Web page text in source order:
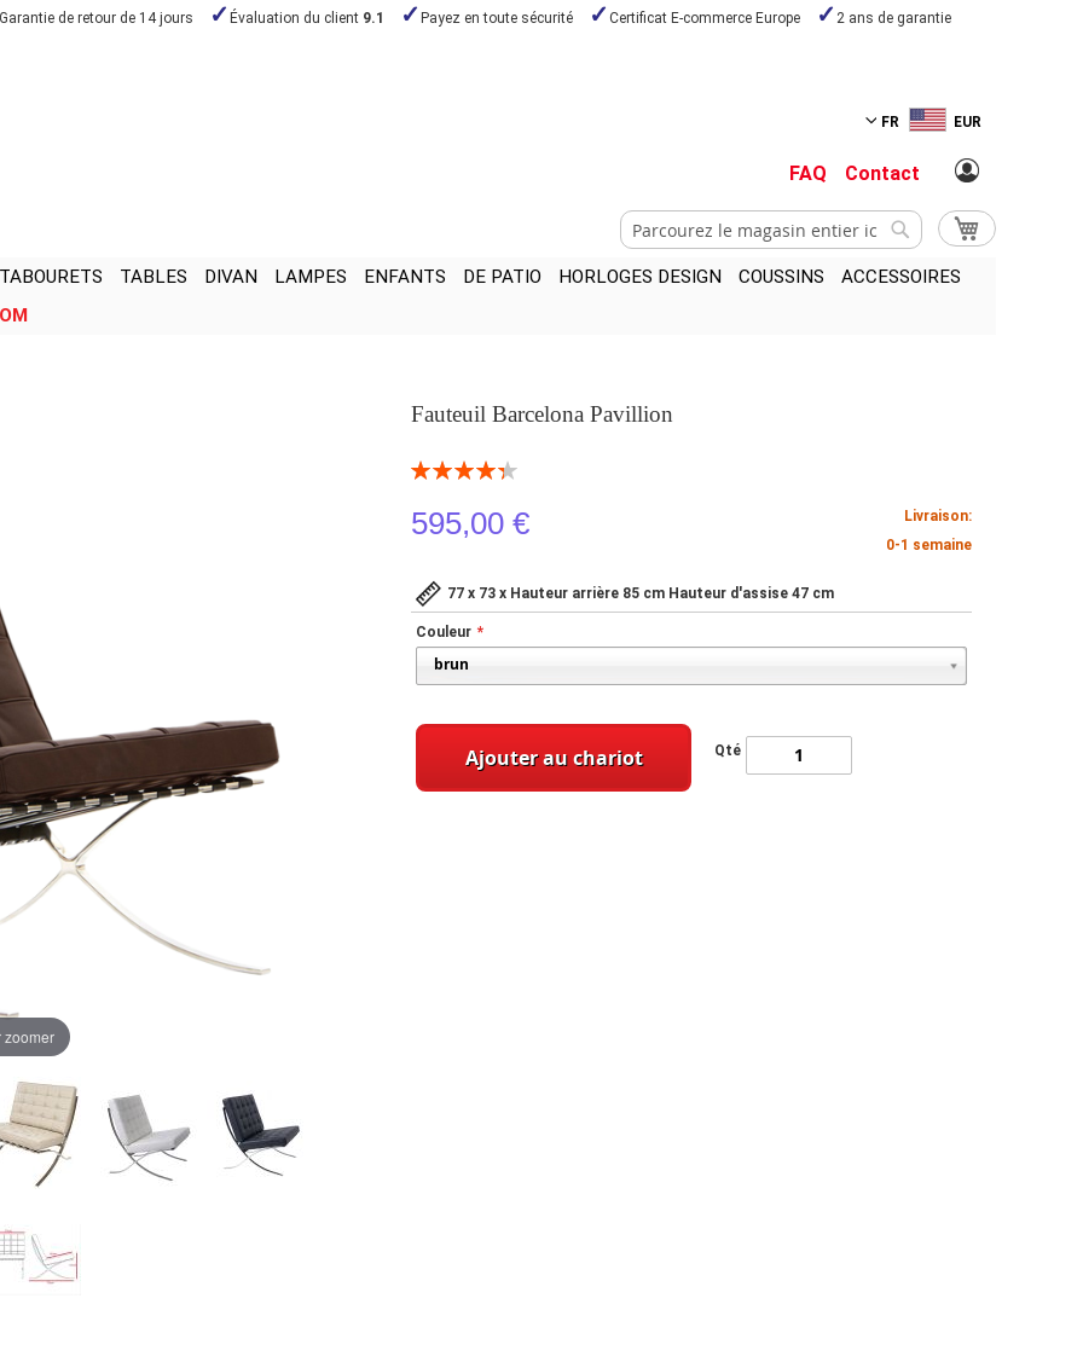
Garantie de retour de 14 jours Évaluation du client 9.1 Payez en toute sécurité Certificat E-commerce Europe 2 ans de garantie
FR EUR
FAQ Contact
Mon panier
Chercher
TABOURETS TABLES DIVAN LAMPES ENFANTS DE PATIO HORLOGES DESIGN COUSSINS
ACCESSOIRES
Fauteuil Barcelona Pavillion
Notation:
595,00 €
Livraison:
0-1 semaine
77 x 73 x Hauteur arrière 85 cm Hauteur d'assise 47 cm
Couleur
Qté
Ajouter au chariot
zoomer